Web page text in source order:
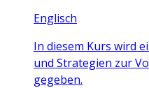
Englisch
In diesem Kurs wird
und Strategien zur
gegeben.